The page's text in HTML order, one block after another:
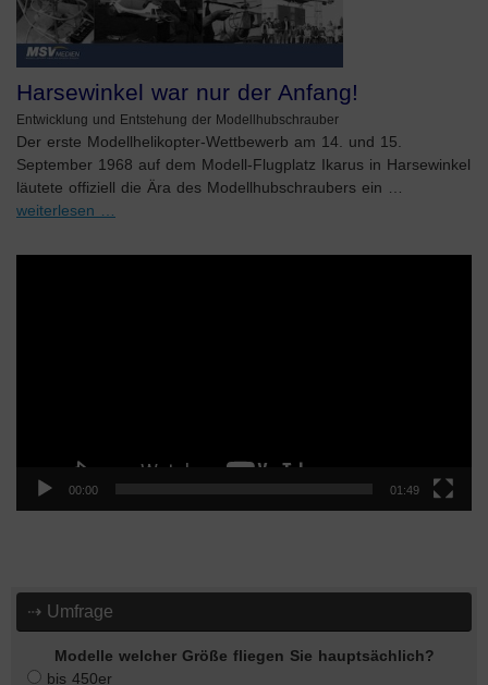
Harsewinkel war nur der Anfang!
Entwicklung und Entstehung der Modellhubschrauber
Der erste Modellhelikopter-Wettbewerb am 14. und 15.
September 1968 auf dem Modell-Flugplatz Ikarus in Harsewinkel
läutete offiziell die Ära des Modellhubschraubers ein …
weiterlesen …
00:00 01:49
⇢ Umfrage
Modelle welcher Größe fliegen Sie hauptsächlich?
bis 450er